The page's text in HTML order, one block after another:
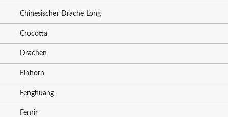
Chinesischer Drache Long
Crocotta
Drachen
Einhorn
Fenghuang
Fenrir